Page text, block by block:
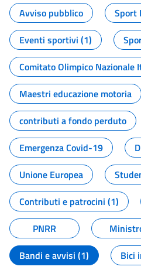
Avviso pubblico
Sport
Eventi sportivi (1)
Comitato Olimpico Nazionale
Maestri educazione motoria
contributi a fondo perduto
Emergenza Covid-19
Unione Europea
Contributi e patrocini (1)
PNRR
Bandi e avvisi (1)
Bici